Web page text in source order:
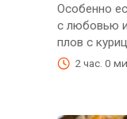
Особенно
с любовью
плов с
2 час. 0